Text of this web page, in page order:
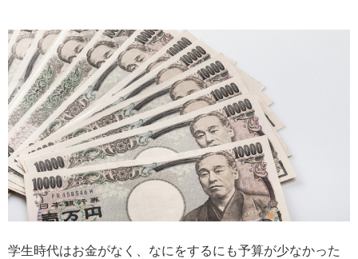
学生時代はお金がなく、なにをするにも予算が少なかった